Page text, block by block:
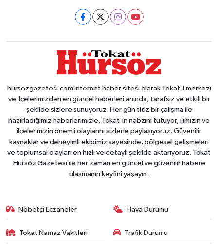
hursozgazetesi.com internet haber sitesi olarak Tokat il merkezi
ve ilçelerimizden en güncel haberleri anında, tarafsız ve etkili bir
şekilde sizlere sunuyoruz. Her gün titiz bir çalışma ile
hazırladığımız haberlerimizle, Tokat'ın nabzını tutuyor, ilimizin ve
ilçelerimizin önemli olaylarını sizlerle paylaşıyoruz. Güvenilir
kaynaklar ve deneyimli ekibimiz sayesinde, bölgesel gelişmeleri
ve toplumsal olayları en hızlı ve detaylı şekilde aktarıyoruz. Tokat
Hürsöz Gazetesi ile her zaman en güncel ve güvenilir habere
ulaşmanın keyfini yaşayın.
Nöbetçi Eczaneler Hava Durumu
Tokat Namaz Vakitleri Trafik Durumu